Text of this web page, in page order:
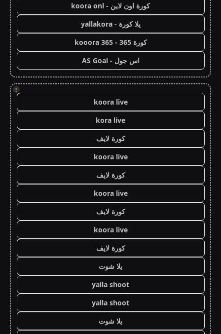
كورة اون لاين - koora onl
يلا كورة - yallakora
كورة 365 - kooora 365
اس جول - AS Goal
!
koora live
kora live
كورة لايف
koora live
كورة لايف
koora live
كورة لايف
koora live
كورة لايف
يلا شوت
yalla shoot
yalla shoot
يلا شوت